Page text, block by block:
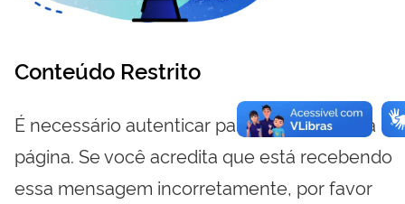
Conteúdo Restrito
É necessário autenticar para visualizar essa
página. Se você acredita que está recebendo
essa mensagem incorretamente, por favor